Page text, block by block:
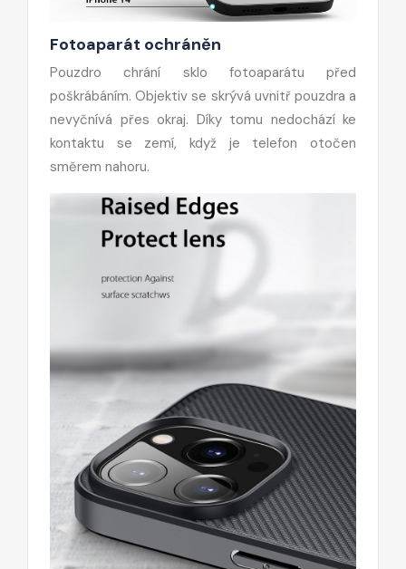
Fotoaparát ochráněn
Pouzdro chrání sklo fotoaparátu před
poškrábáním. Objektiv se skrývá uvnitř pouzdra a
nevyčnívá přes okraj. Díky tomu nedochází ke
kontaktu se zemí, když je telefon otočen
směrem nahoru.